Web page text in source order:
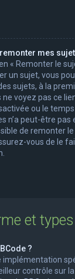
mes
« Remonter le
un sujet, vous
sujets, à la
ne voyez pas ce
ou le
n’a peut-être pas
de remonter
vous de le
et
?
implémentation
contrôle sur